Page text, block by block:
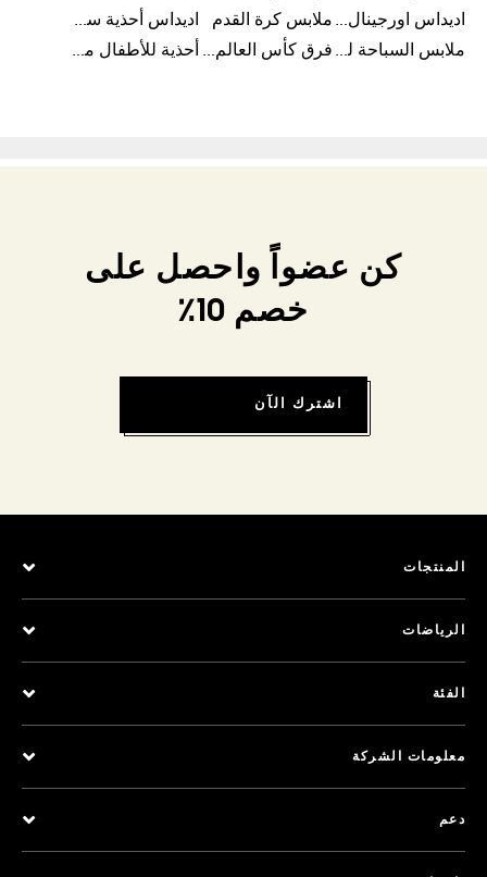
اديداس اورجينال ملابس ملابس كرة القدم
اديداس أحذية سوبرنوفا للرجال
ملابس السباحة للرجال
فرق كأس العالم FIFA 26™ أحذية للأطفال من 8 إلى 16 سنة
كن عضواً واحصل على
خصم 10٪
اشترك الآن
المنتجات
الرياضات
الفئة
معلومات الشركة
دعم